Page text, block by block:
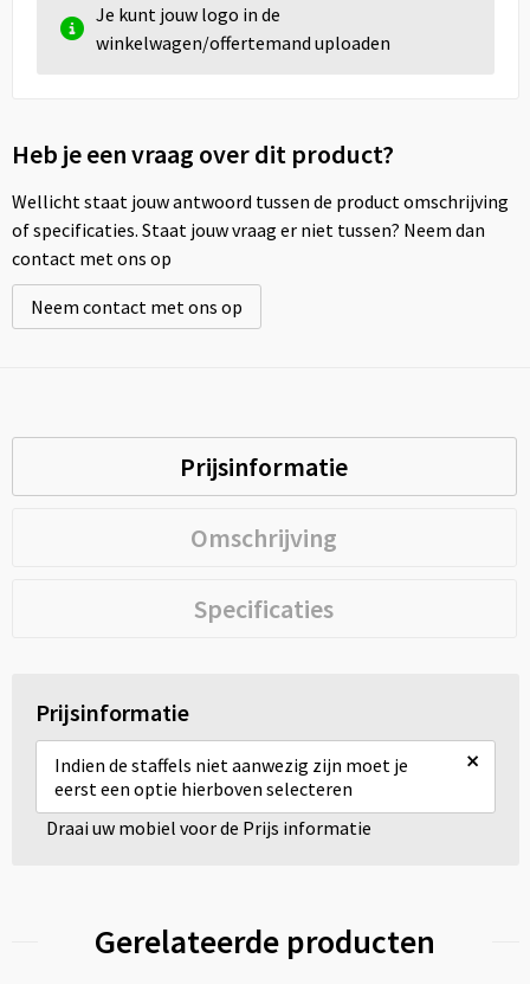
Je kunt jouw logo in de
winkelwagen/offertemand uploaden
Heb je een vraag over dit product?
Wellicht staat jouw antwoord tussen de product omschrijving
of specificaties. Staat jouw vraag er niet tussen? Neem dan
contact met ons op
Neem contact met ons op
Prijsinformatie
Omschrijving
Specificaties
Prijsinformatie
Indien de staffels niet aanwezig zijn moet je
eerst een optie hierboven selecteren
×
Draai uw mobiel voor de Prijs informatie
Gerelateerde producten